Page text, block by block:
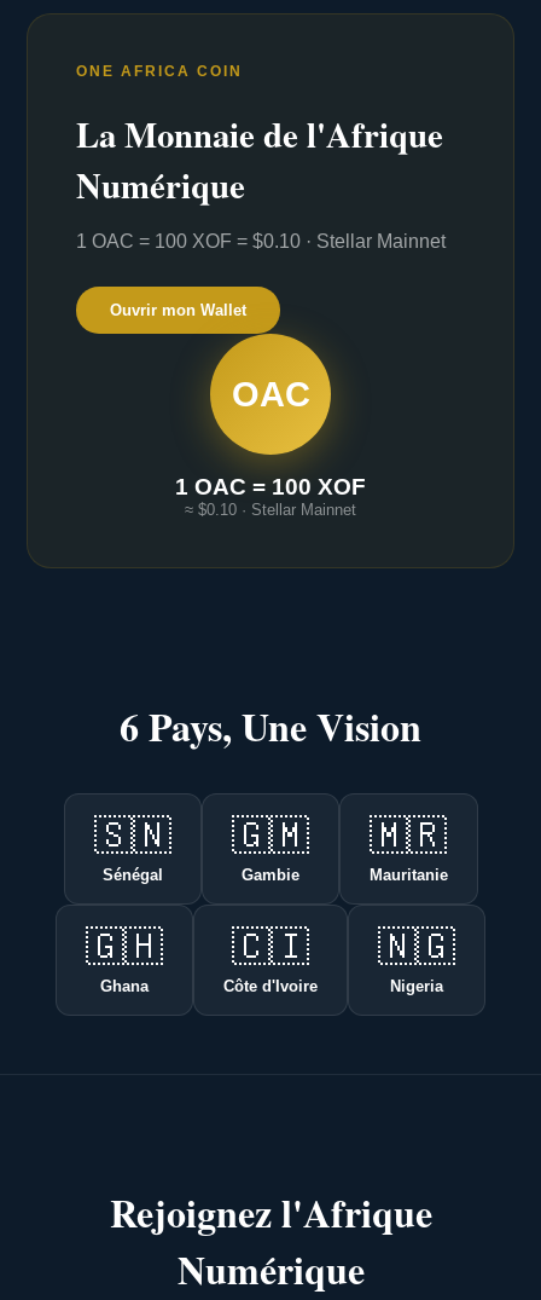
ONE AFRICA COIN
La Monnaie de l'Afrique
Numérique
1 OAC = 100 XOF = $0.10 · Stellar Mainnet
Ouvrir mon Wallet
OAC
1 OAC = 100 XOF
≈ $0.10 · Stellar Mainnet
6 Pays, Une Vision
🇸🇳
Sénégal
🇬🇲
Gambie
🇲🇷
Mauritanie
🇬🇭
Ghana
🇨🇮
Côte d'Ivoire
🇳🇬
Nigeria
Rejoignez l'Afrique
Numérique